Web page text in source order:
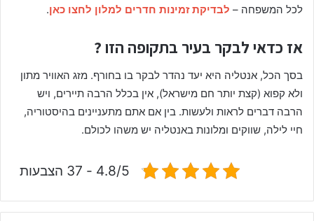
לכל המשפחה – לבדיקת זמינות חדרים למלון לחצו כאן.
אז כדאי לבקר בעיר בתקופה הזו ?
בסך הכל, אנטליה היא יעד נהדר לבקר בו בחורף. מזג האוויר מתון
ולא קפוא (קצת יותר חם מישראל), אין בכלל הרבה תיירים, ויש
הרבה דברים לראות ולעשות. בין אם אתם מתעניינים בהיסטוריה,
חיי לילה, שווקים ומלונות באנטליה יש משהו לכולם.
4.8/5 - 37 הצבעות